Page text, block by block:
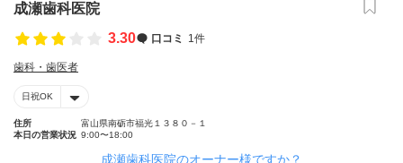
成瀬歯科医院
3.30
口コミ 1件
歯科・歯医者
日祝OK
住所
富山県南砺市福光１３８０－１
本日の営業状況 9:00〜18:00
成瀬歯科医院のオーナー様ですか？